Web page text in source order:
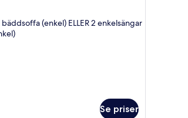
(enkel) ELLER 2 enkelsängar
Se priser